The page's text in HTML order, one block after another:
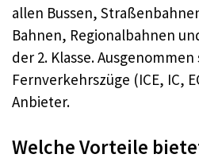
allen Bussen,
Bahnen, Regionalbahnen
der 2. Klasse. Ausgenommen
Fernverkehrszüge (ICE, IC,
Anbieter.
Welche Vorteile